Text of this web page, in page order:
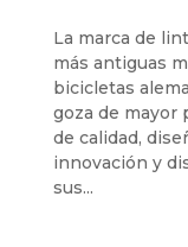
La marca de
más antiguas
bicicletas
goza de mayor
de calidad,
innovación y
sus...